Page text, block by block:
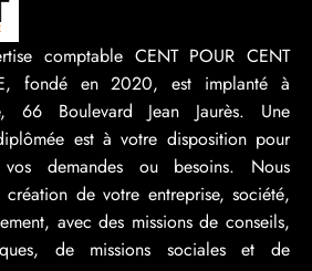
comptable CENT POUR CENT
fondé en 2020, est implanté à
66 Boulevard Jean Jaurès. Une
est à votre disposition pour
demandes ou besoins. Nous
création de votre entreprise, société,
avec des missions de conseils,
de missions sociales et de